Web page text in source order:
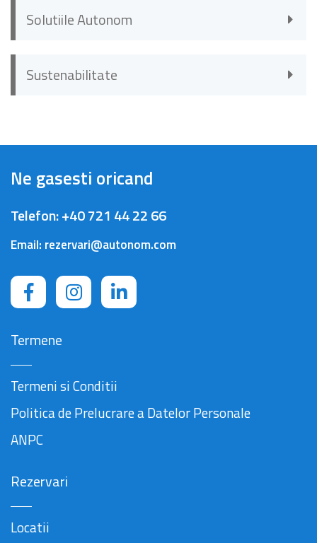
Solutiile Autonom
Sustenabilitate
Ne gasesti oricand
Telefon:+40 721 44 22 66
Email: rezervari@autonom.com
Termene
Termeni si Conditii
Politica de Prelucrare a Datelor Personale
ANPC
Rezervari
Locatii